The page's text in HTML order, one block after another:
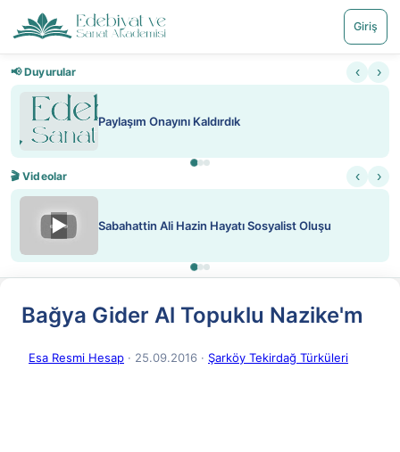
Giriş
📢 Duyurular ‹ ›
Nadir içeriklere kısıtlama ve kredi sistemi getirildi
🎬 Videolar ‹ ›
▶ ATEŞ YAKMAK KONU ÖZET J. LONDON
Bağya Gider Al Topuklu Nazike'm
Esa Resmi Hesap · 25.09.2016 · Şarköy Tekirdağ Türküleri